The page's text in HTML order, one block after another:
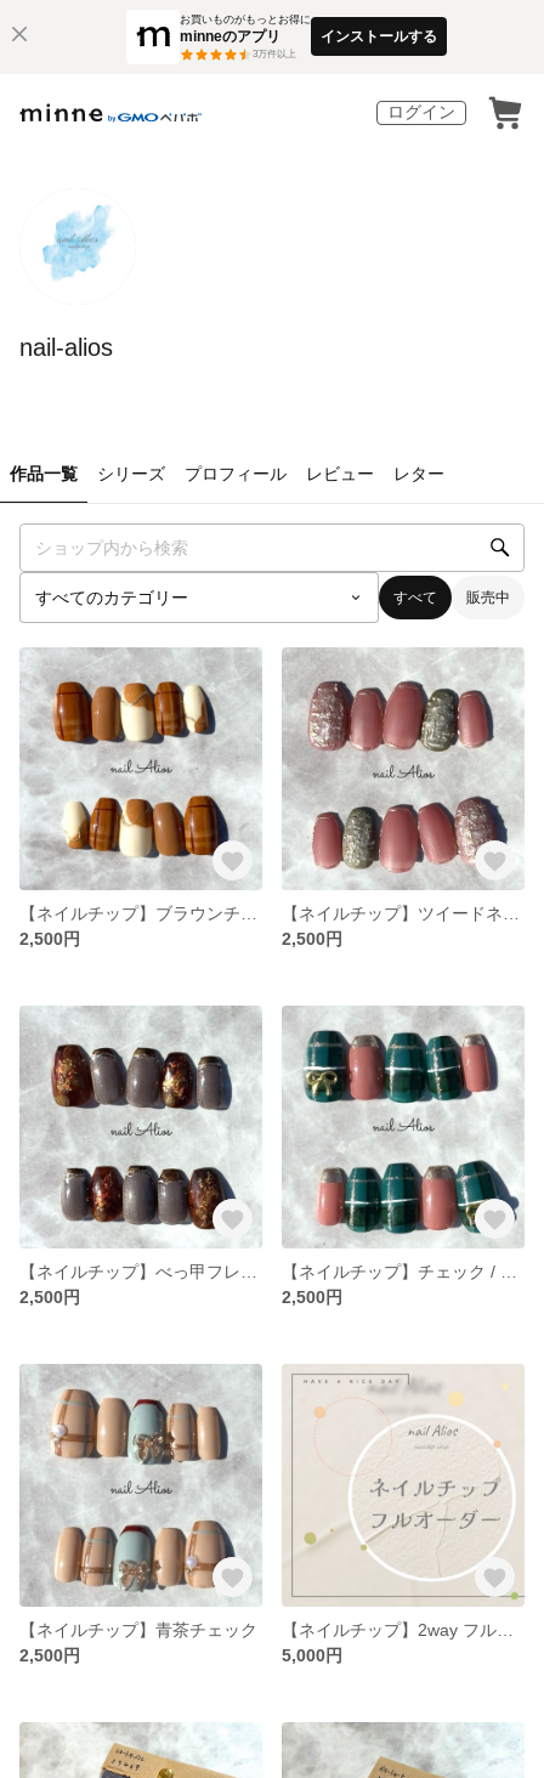
お買いものがもっとお得に
minneのアプリ
3万件以上
インストールする
ログイン
nail-alios
作品一覧 シリーズ プロフィール レビュー レター
すべて 販売中
2,500円
2,500円
2,500円
2,500円
【ネイルチップ】青茶チェック
2,500円
5,000円